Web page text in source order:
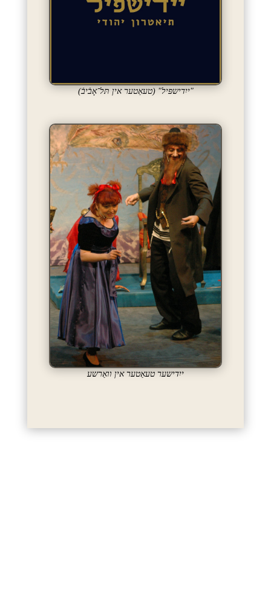
"ייִדישפּיל" (טעאַטער אין תּל־אָבֿיבֿ)
ייִדישער טעאַטער אין וואַרשע